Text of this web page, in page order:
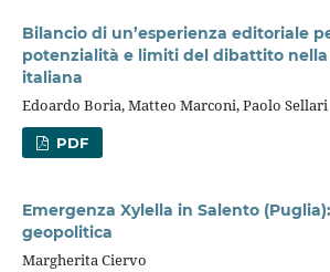
Bilancio di un’esperienza editoriale
potenzialità e limiti del dibattito
italiana
Edoardo Boria, Matteo Marconi, Paolo Sellari
PDF
Emergenza Xylella in Salento
geopolitica
Margherita Ciervo